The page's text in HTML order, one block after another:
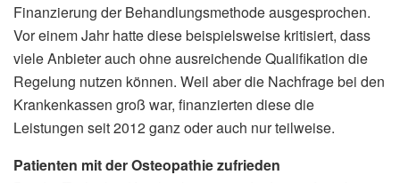
Finanzierung der Behandlungsmethode ausgesprochen.
Vor einem Jahr hatte diese beispielsweise kritisiert, dass
viele Anbieter auch ohne ausreichende Qualifikation die
Regelung nutzen können. Weil aber die Nachfrage bei den
Krankenkassen groß war, finanzierten diese die
Leistungen seit 2012 ganz oder auch nur teilweise.
Patienten mit der Osteopathie zufrieden